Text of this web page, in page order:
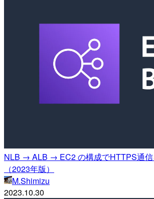
NLB → ALB → EC2 の構成でHTTPS通信
（2023年版）
M.Shimizu
2023.10.30